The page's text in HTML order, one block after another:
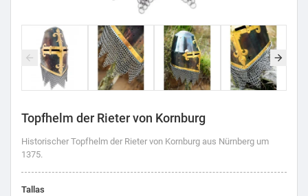
Topfhelm der Rieter von Kornburg
Historischer Topfhelm der Rieter von Kornburg aus Nürnberg um
1375.
Tallas